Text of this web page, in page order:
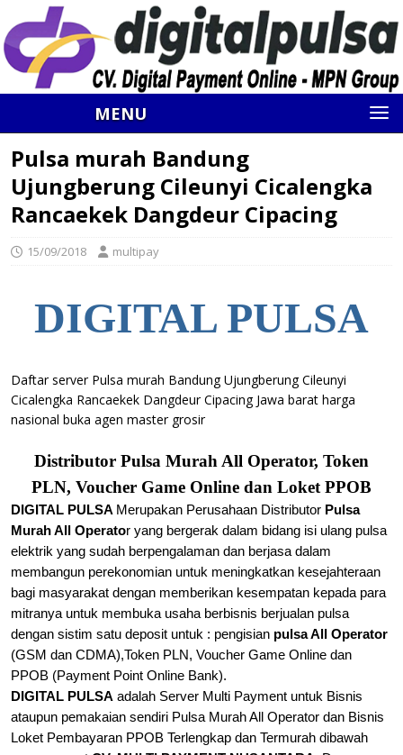
MENU
Pulsa murah Bandung
Ujungberung Cileunyi Cicalengka
Rancaekek Dangdeur Cipacing
15/09/2018 multipay
DIGITAL PULSA
Daftar server Pulsa murah Bandung Ujungberung Cileunyi
Cicalengka Rancaekek Dangdeur Cipacing Jawa barat harga
nasional buka agen master grosir
Distributor Pulsa Murah All Operator, Token
PLN, Voucher Game Online dan Loket PPOB
DIGITAL PULSA Merupakan Perusahaan Distributor Pulsa
Murah All Operator yang bergerak dalam bidang isi ulang pulsa
elektrik yang sudah berpengalaman dan berjasa dalam
membangun perekonomian untuk meningkatkan kesejahteraan
bagi masyarakat dengan memberikan kesempatan kepada para
mitranya untuk membuka usaha berbisnis berjualan pulsa
dengan sistim satu deposit untuk : pengisian pulsa All Operator
(GSM dan CDMA),Token PLN, Voucher Game Online dan
PPOB (Payment Point Online Bank).
DIGITAL PULSA adalah Server Multi Payment untuk Bisnis
ataupun pemakaian sendiri Pulsa Murah All Operator dan Bisnis
Loket Pembayaran PPOB Terlengkap dan Termurah dibawah